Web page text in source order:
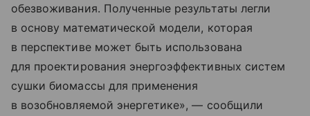
обезвоживания. Полученные результаты легли
в основу математической модели, которая
в перспективе может быть использована
для проектирования энергоэффективных систем
сушки биомассы для применения
в возобновляемой энергетике», — сообщили